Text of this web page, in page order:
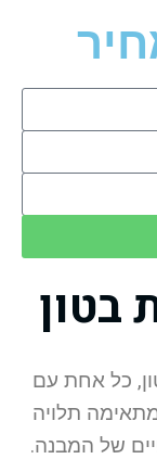
בטון
כל אחת עם
תלויה
של המבנה.